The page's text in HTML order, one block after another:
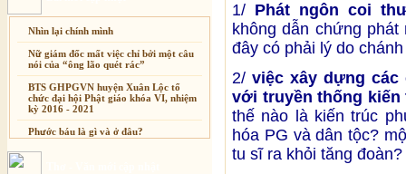
Nhìn lại chính mình
Nữ giám đốc mất việc chỉ bởi một câu
nói của “ông lão quét rác”
BTS GHPGVN huyện Xuân Lộc tổ
chức đại hội Phật giáo khóa VI, nhiệm
kỳ 2016 - 2021
Phước báu là gì và ở đâu?
Sự thương-ghét của con người
1/ Phát ngôn coi
không dẫn chứng
đây có phải lý do
2/ việc xây dựng
với truyền thống kiến
thế nào là kiến trúc
hóa PG và dân tộc?
tu sĩ ra khỏi tăng đoàn?